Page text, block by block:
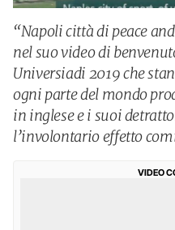
“Napoli città di peace
nel suo video di
Universiadi 2019 che
ogni parte del mondo
in inglese e i suoi
l’involontario effetto
VIDEO